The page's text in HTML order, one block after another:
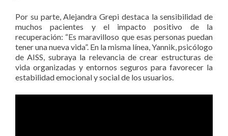
Por su parte, Alejandra Grepi destaca la sensibilidad de
muchos pacientes y el impacto positivo de la
recuperación: “Es maravilloso que esas personas puedan
tener una nueva vida”. En la misma línea, Yannik, psicólogo
de AISS, subraya la relevancia de crear estructuras de
vida organizadas y entornos seguros para favorecer la
estabilidad emocional y social de los usuarios.